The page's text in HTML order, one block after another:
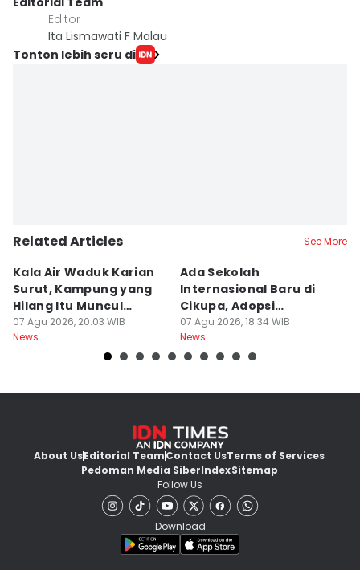
Editor
Ita Lismawati F Malau
Tonton lebih seru di
Related Articles See More
Kala Air Waduk Karian
Surut, Kampung yang
Hilang Itu Muncul
Kembali
07 Agu 2026, 20:03 WIB
News
Ada Sekolah
Internasional Baru di
Cikupa, Adopsi
Kurikulum Singapura
07 Agu 2026, 18:34 WIB
News
About UsEditorial TeamContact UsTerms of Services
Pedoman Media SiberIndexSitemap
Follow Us
Download